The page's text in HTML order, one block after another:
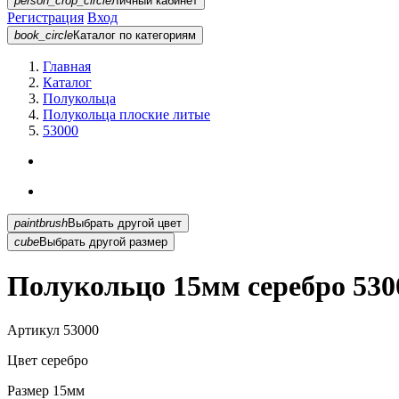
Регистрация Вход
book_circleКаталог по категориям
Главная
Каталог
Полукольца
Полукольца плоские литые
53000
paintbrush
Выбрать другой цвет
cubeВыбрать другой размер
Полукольцо 15мм серебро
Артикул 53000
Цвет серебро
Размер 15мм